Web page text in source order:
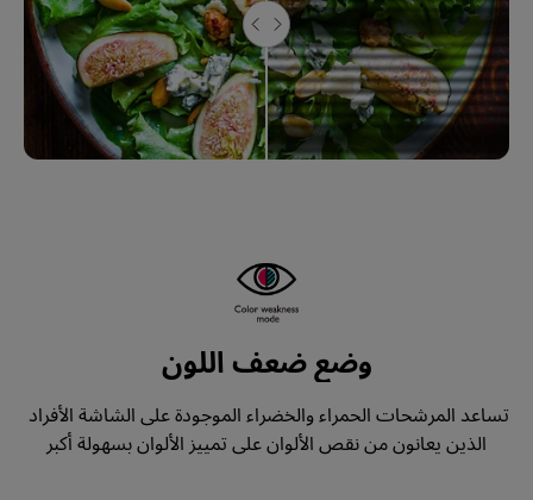
وضع ضعف اللون
الذين يعانون من نقص الألوان على تمييز الألوان بسهولة أكبر